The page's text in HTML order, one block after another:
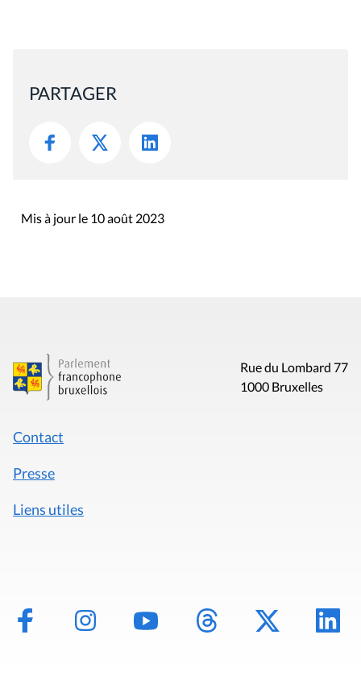
PARTAGER
Mis à jour le 10 août 2023
Rue du Lombard 77
1000 Bruxelles
Contact
Presse
Liens utiles